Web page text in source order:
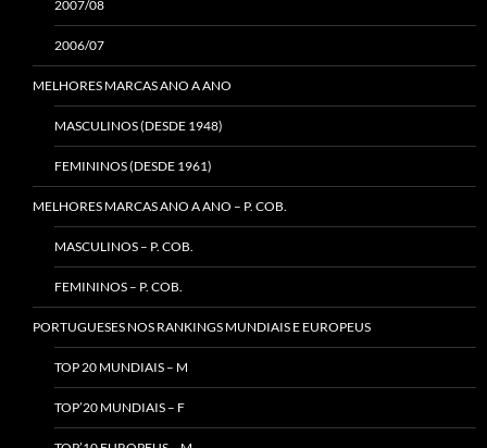
2007/08
2006/07
MELHORES MARCAS ANO A ANO
MASCULINOS (DESDE 1948)
FEMININOS (DESDE 1961)
MELHORES MARCAS ANO A ANO – P. COB.
MASCULINOS – P. COB.
FEMININOS – P. COB.
PORTUGUESES NOS RANKINGS MUNDIAIS E EUROPEUS
TOP 20 MUNDIAIS – M
TOP’20 MUNDIAIS – F